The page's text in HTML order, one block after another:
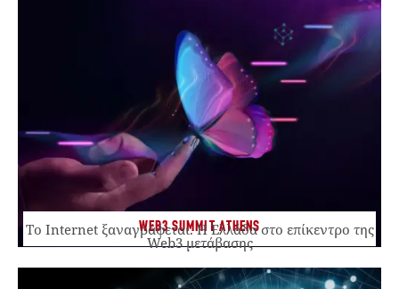
WEB3 SUMMIT ATHENS
Το Internet ξαναγράφεται. Η Ελλάδα στο επίκεντρο της
Web3 μετάβασης